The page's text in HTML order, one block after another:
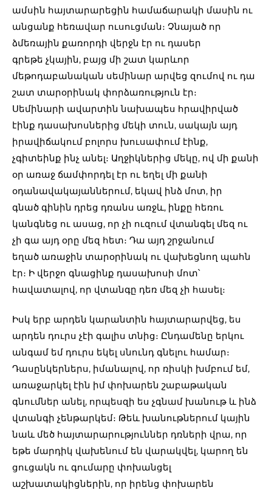
ամսին հայտարարեցին համաճարակի մասին ու
անցանք հեռավար ուսուցման։ Չնայած որ
ձմեռային քառորդի վերջն էր ու դասեր
գրեթե չկային, բայց մի շատ կարևոր
մեթոդաբանական սեմինար արվեց զումով ու դա
շատ տարօրինակ փորձառություն էր։
Սեմինարի ավարտին նախապես հրավիրված
էինք դասախոսներից մեկի տուն, սակայն այդ
իրավիճակում բոլորս խուսափում էինք,
չգիտեինք ինչ անել։ Աղջիկներից մեկը, ով մի քանի
օր առաջ ճամփորդել էր ու եղել մի քանի
օդանավակայաններում, եկավ ինձ մոտ, իր
գնած գինին դրեց դռանս առջև, ինքը հեռու
կանգնեց ու ասաց, որ չի ուզում վտանգել մեզ ու
չի գա այդ օրը մեզ հետ։ Դա այդ շրջանում
եղած առաջին տարօրինակ ու վախեցնող պահն
էր։ Ի վերջո գնացինք դասախոսի մոտ՝
հավատալով, որ վտանգը դեռ մեզ չի հասել։
Իսկ երբ արդեն կարանտին հայտարարվեց, ես
արդեն դուրս չէի գալիս տնից։ Ընդամենը երկու
անգամ եմ դուրս եկել սնունդ գնելու համար։
Դասընկերներս, իմանալով, որ ռիսկի խմբում եմ,
առաջարկել էին իմ փոխարեն շաբաթական
գնումներ անել, որպեսզի ես չգնամ խանութ և ինձ
վտանգի չենթարկեմ։ Թեև խանութներում կային
նաև մեծ հայտարարություններ դռների վրա, որ
եթե մարդիկ վախենում են վարակվել, կարող են
ցուցակն ու գումարը փոխանցել
աշխատակիցներին, որ իրենց փոխարեն